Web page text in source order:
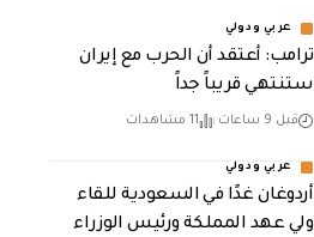
عربي ودولي
‏ترامب: أعتقد أن الحرب مع إيران
ستنتهي قريباً جداً
قبل 9 ساعات 11 مشاهدات
عربي ودولي
أردوغان غدًا في السعودية للقاء
ولي عهد المملكة ورئيس الوزراء